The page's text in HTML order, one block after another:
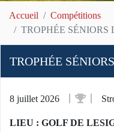
Accueil
Compétitions
TROPHÉE SÉNIORS
TROPHÉE
8 juillet 2026
LIEU : GOLF DE